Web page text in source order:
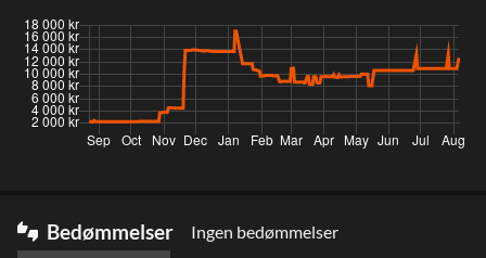
thumbs_up_down Bedømmelser Ingen bedømmelser